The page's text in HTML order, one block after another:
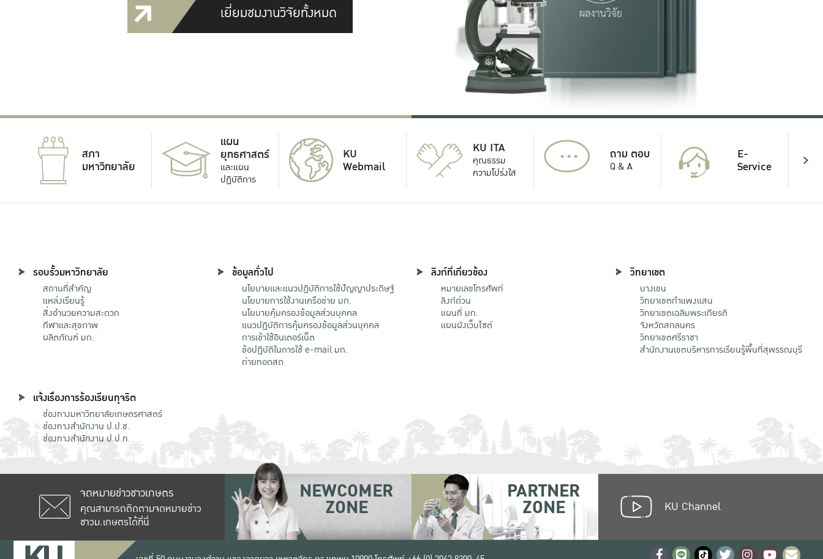
เยี่ยมชมงานวิจัยทั้งหมด
สภา
มหาวิทยาลัย
แผน
ยุทธศาสตร์
และแผน
ปฏิบัติการ
KU
Webmail
KU ITA
คุณธรรม
ความโปร่งใส
... ถาม ตอบ
Q & A
E-
Service
รอบรั้วมหาวิทยาลัย
สถานที่สำคัญ
แหล่งเรียนรู้
สิ่งอำนวยความสะดวก
กีฬาและสุขภาพ
ผลิตภัณฑ์ มก.
ข้อมูลทั่วไป
นโยบายและแนวปฏิบัติการใช้ปัญญาประดิษฐ์
นโยบายการใช้งานเครือข่าย มก.
นโยบายคุ้มครองข้อมูลส่วนบุคคล
แนวปฏิบัติการคุ้มครองข้อมูลส่วนบุคคล
การเข้าใช้อินเตอร์เน็ต
ข้อปฏิบัติในการใช้ e-mail มก.
ถ่ายทอดสด
ลิงก์ที่เกี่ยวข้อง
หมายเลขโทรศัพท์
ลิงก์ด่วน
แผนที่ มก.
แผนผังเว็บไซต์
วิทยาเขต
บางเขน
วิทยาเขตกําแพงแสน
วิทยาเขตเฉลิมพระเกียรติ
จังหวัดสกลนคร
วิทยาเขตศรีราชา
สำนักงานเขตบริหารการเรียนรู้พื้นที่สุพรรณบุรี
แจ้งเรื่องการร้องเรียนทุจริต
ช่องทางมหาวิทยาลัยเกษตรศาสตร์
ช่องทางสำนักงาน ป.ป.ช.
ช่องทางสำนักงาน ป.ป.ท.
จดหมายข่าวชาวเกษตร
คุณสามารถติดตามจดหมายข่าว
ชาวม.เกษตรได้ที่นี่
NEWCOMER
ZONE
PARTNER
ZONE KU Channel